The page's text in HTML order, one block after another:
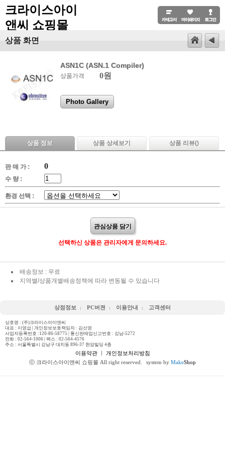
크라이스아이
앤씨 쇼핑몰
상품 화면
ASN1C (ASN.1 Compiler)
상품가격 0원
Photo Gallery
상품 정보 상품 상세보기 상품 리뷰()
판 매 가 : 0
수 량 :
환경 선택 :
관심상품 담기
선택하신 상품은 관리자에게 문의하세요.
배송정보 : 무료
지역별/상품개별배송정책에 따라 변동될 수 있습니다
상점정보 PC버젼 이용안내 고객센터
상호명 : (주)크라이스아이앤씨
대표 : 이영섭 | 개인정보보호책임자 : 김선영
사업자등록번호 :120-86-58775 | 통신판매업신고번호 : 강남-5272
전화 : 02-564-1006 | 팩스 : 02-564-4576
주소 : 서울특별시 강남구 대치동 896-37 현암빌딩 4층
이용약관ㅣ 개인정보처리방침
ⓒ 크라이스아이앤씨 쇼핑몰 All right reserved.
system by MakeShop